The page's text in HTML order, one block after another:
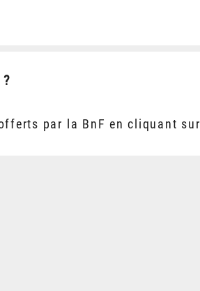
par la BnF en cliquant sur